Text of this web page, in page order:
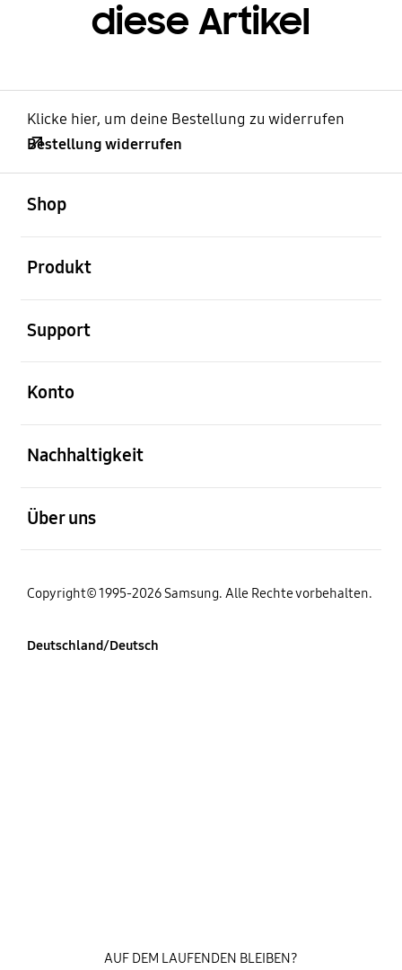
diese Artikel
Klicke hier, um deine Bestellung zu widerrufen
Bestellung widerrufen
Shop
Produkt
Support
Konto
Nachhaltigkeit
Über uns
Copyright© 1995-2026 Samsung. Alle Rechte vorbehalten.
Deutschland/Deutsch
AUF DEM LAUFENDEN BLEIBEN?